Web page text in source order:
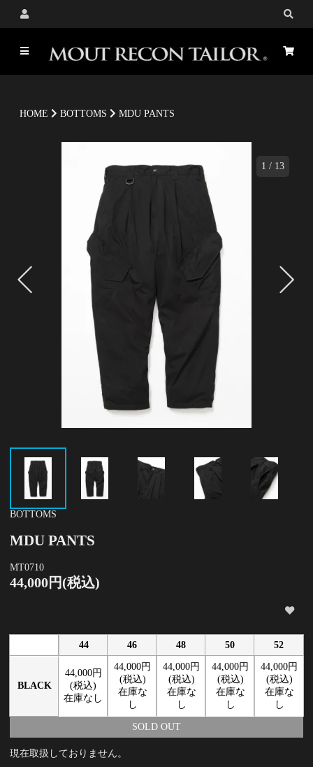
HOME BOTTOMS MDU PANTS
1 / 13
BOTTOMS
MDU PANTS
MT0710
44,000円(税込)
44 46 48 50 52
BLACK
44,000円
(税込)
在庫なし
44,000円
(税込)
在庫な
し
44,000円
(税込)
在庫な
し
44,000円
(税込)
在庫な
し
44,000円
(税込)
在庫な
し
SOLD OUT
現在取扱しておりません。